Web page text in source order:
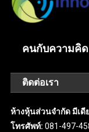
คนกับความคิด
ติดต่อเรา
ห้างหุ้นส่วนจำกัด มีเดี
โทรศัพท์: 081-497-